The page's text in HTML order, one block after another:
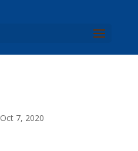
Oct 7, 2020